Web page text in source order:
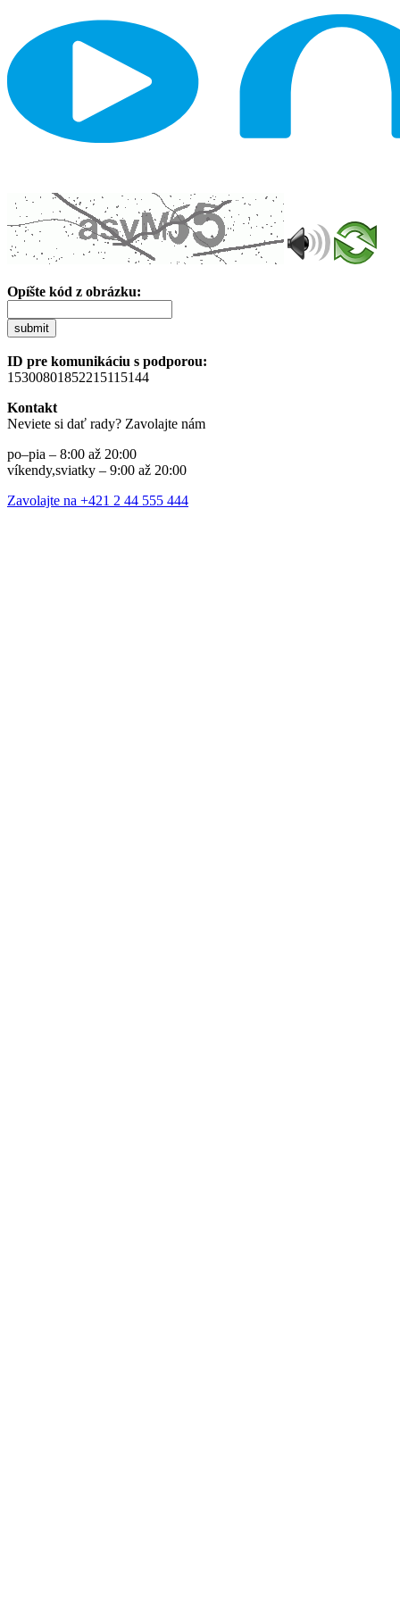
Opíšte kód z obrázku:
submit
ID pre komunikáciu s podporou:
15300801852215115144
Kontakt
Neviete si dať rady? Zavolajte nám
po–pia – 8:00 až 20:00
víkendy,sviatky – 9:00 až 20:00
Zavolajte na +421 2 44 555 444